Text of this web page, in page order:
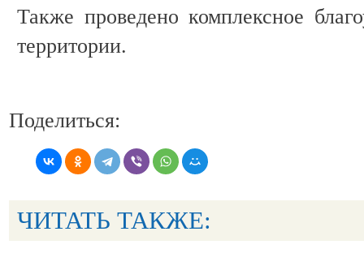
Также проведено комплексное
территории.
Поделиться:
ЧИТАТЬ ТАКЖЕ: